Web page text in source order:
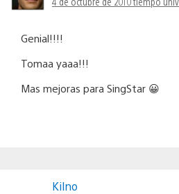
Genial!!!!
Tomaa yaaa!!!
Mas mejoras para SingStar 😀
Kilno